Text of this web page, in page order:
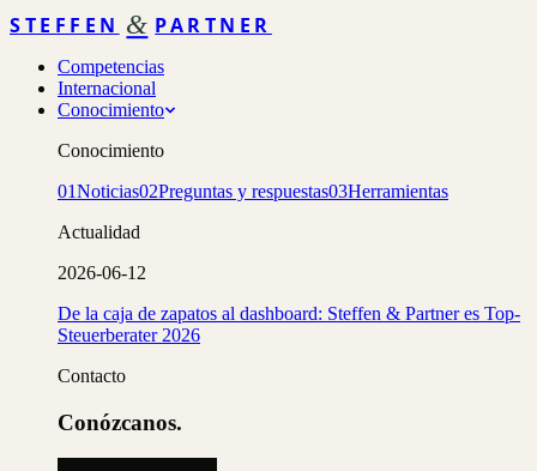
STEFFEN & PARTNER
Competencias
Internacional
Conocimiento
Conocimiento
01Noticias02Preguntas y respuestas03Herramientas
Actualidad
2026-06-12
De la caja de zapatos al dashboard: Steffen & Partner es Top-
Steuerberater 2026
Contacto
Conózcanos.